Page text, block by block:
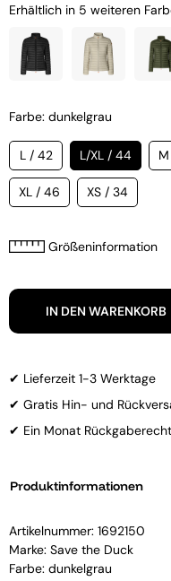
Erhältlich in 5 weiteren
Farbe: dunkelgrau
L / 42 L/XL / 44
XL / 46 XS / 34
Größeninformation
IN DEN WARENKORB
✔ Lieferzeit 1-3 Werktage
✔ Gratis Hin- und
✔ Ein Monat Rückgaberecht
Produktinformationen
Artikelnummer: 1692150
Marke: Save the Duck
Farbe: dunkelgrau